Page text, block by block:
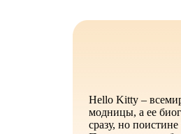
Hello Kitty –
модницы, а ее
сразу, но